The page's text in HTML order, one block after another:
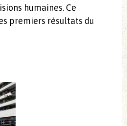
humaines. Ce
premiers résultats du